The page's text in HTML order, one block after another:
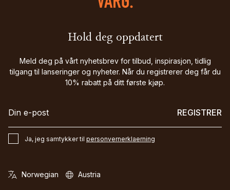
Hold deg oppdatert
Meld deg på vårt nyhetsbrev for tilbud, inspirasjon, tidlig
tilgang til lanseringer og nyheter. Når du registrerer deg får du
10% rabatt på ditt første kjøp.
REGISTRER
Ja, jeg samtykker til personvernerklaerning